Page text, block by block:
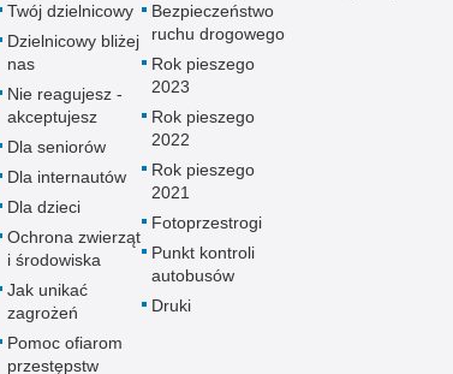
Twój dzielnicowy
Dzielnicowy bliżej
nas
Nie reagujesz -
akceptujesz
Dla seniorów
Dla internautów
Dla dzieci
Ochrona zwierząt
i środowiska
Jak unikać
zagrożeń
Pomoc ofiarom
przestępstw
Bezpieczeństwo
ruchu drogowego
Rok pieszego
2023
Rok pieszego
2022
Rok pieszego
2021
Fotoprzestrogi
Punkt kontroli
autobusów
Druki